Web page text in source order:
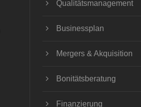
Qualitätsmanagement
Businessplan
Mergers & Akquisition
Bonitätsberatung
Finanzierung